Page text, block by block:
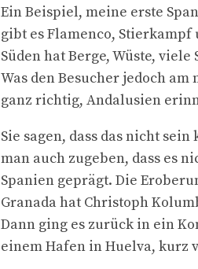
Ein Beispiel, meine erste
gibt es Flamenco,
Süden hat Berge, Wüste,
Was den Besucher jedoch
ganz richtig, Andalusien
Sie sagen, dass das nicht
man auch zugeben, dass es
Spanien geprägt. Die
Granada hat Christoph
Dann ging es zurück in ein
einem Hafen in Huelva, kurz